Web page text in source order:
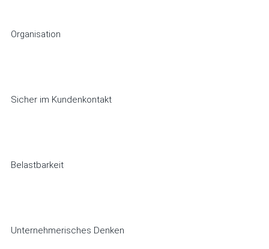
Organisation
Sicher im Kundenkontakt
Belastbarkeit
Unternehmerisches Denken